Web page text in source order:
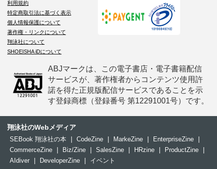
利用規約
特定商取引法に基づく表示
個人情報保護について
著作権・リンクについて
翔泳社について
SHOEISHA iDについて
ABJマークは、この電子書店・電子書籍配信
サービスが、著作権者からコンテンツ使用許
諾を得た正規版配信サービスであることを示
す登録商標（登録番号 第12291001号）です。
翔泳社のWebメディア
SEBook 翔泳社の本 | CodeZine | MarkeZine | EnterpriseZine
|
CommerceZine
| Biz/Zine | SalesZine | HRzine | ProductZine
|
AIdiver
| DeveloperZine | イベント